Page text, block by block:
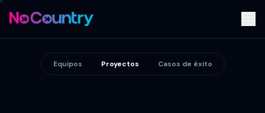
Equipos Proyectos Casos de éxito